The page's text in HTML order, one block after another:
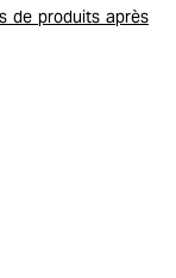
de produits après